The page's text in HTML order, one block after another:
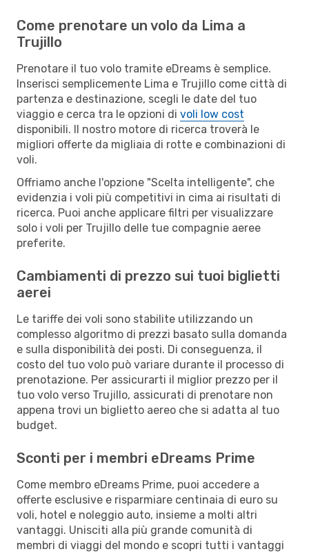
Come prenotare un volo da Lima a
Trujillo
Prenotare il tuo volo tramite eDreams è semplice.
Inserisci semplicemente Lima e Trujillo come città di
partenza e destinazione, scegli le date del tuo
viaggio e cerca tra le opzioni di voli low cost
disponibili. Il nostro motore di ricerca troverà le
migliori offerte da migliaia di rotte e combinazioni di
voli.
Offriamo anche l'opzione "Scelta intelligente", che
evidenzia i voli più competitivi in cima ai risultati di
ricerca. Puoi anche applicare filtri per visualizzare
solo i voli per Trujillo delle tue compagnie aeree
preferite.
Cambiamenti di prezzo sui tuoi biglietti
aerei
Le tariffe dei voli sono stabilite utilizzando un
complesso algoritmo di prezzi basato sulla domanda
e sulla disponibilità dei posti. Di conseguenza, il
costo del tuo volo può variare durante il processo di
prenotazione. Per assicurarti il miglior prezzo per il
tuo volo verso Trujillo, assicurati di prenotare non
appena trovi un biglietto aereo che si adatta al tuo
budget.
Sconti per i membri eDreams Prime
Come membro eDreams Prime, puoi accedere a
offerte esclusive e risparmiare centinaia di euro su
voli, hotel e noleggio auto, insieme a molti altri
vantaggi. Unisciti alla più grande comunità di
membri di viaggi del mondo e scopri tutti i vantaggi